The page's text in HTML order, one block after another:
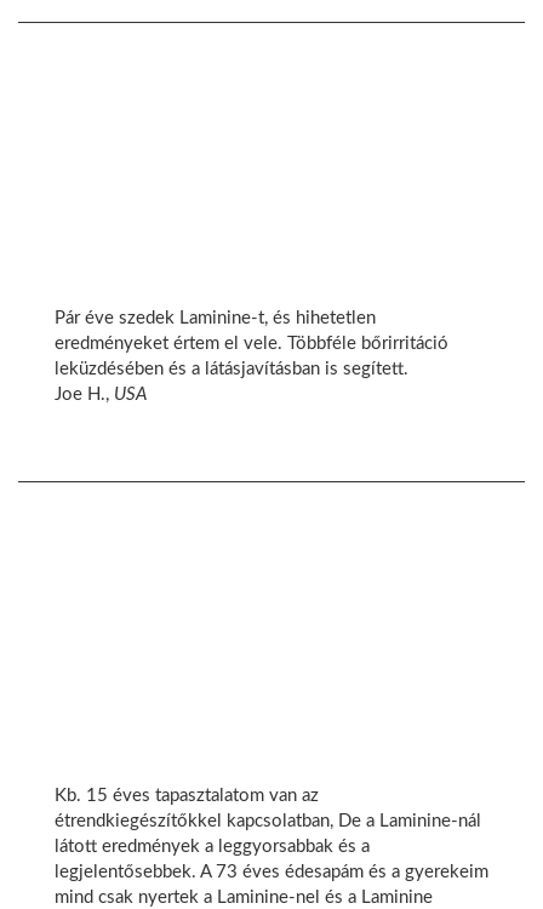
Pár éve szedek Laminine-t, és hihetetlen
eredményeket értem el vele. Többféle bőrirritáció
leküzdésében és a látásjavításban is segített.
Joe H., USA
Kb. 15 éves tapasztalatom van az
étrendkiegészítőkkel kapcsolatban, De a Laminine-nál
látott eredmények a leggyorsabbak és a
legjelentősebbek. A 73 éves édesapám és a gyerekeim
mind csak nyertek a Laminine-nel és a Laminine